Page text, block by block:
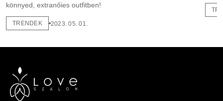
könnyed, extranőies outfitben!
TRENDEK 2023. 05. 01.